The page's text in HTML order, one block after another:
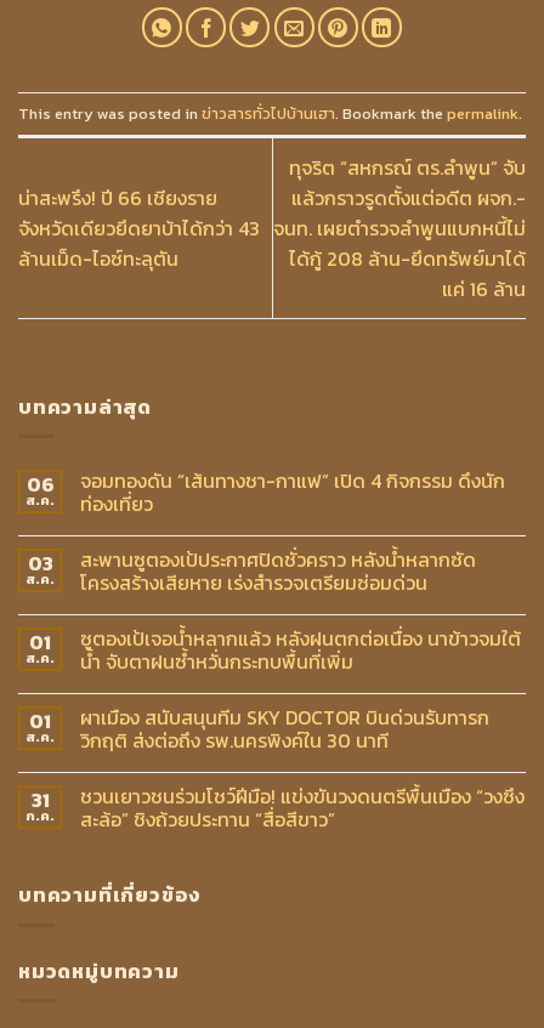
This entry was posted in ข่าวสารทั่วไปบ้านเฮา. Bookmark the permalink.
น่าสะพรึง! ปี 66 เชียงราย
จังหวัดเดียวยึดยาบ้าได้กว่า 43
ล้านเม็ด-ไอซ์ทะลุตัน
ทุจริต “สหกรณ์ ตร.ลำพูน” จับ
แล้วกราวรูดตั้งแต่อดีต ผจก.-
จนท. เผยตำรวจลำพูนแบกหนี้ไม่
ได้กู้ 208 ล้าน-ยึดทรัพย์มาได้
แค่ 16 ล้าน
บทความล่าสุด
06
ส.ค.
จอมทองดัน “เส้นทางชา-กาแฟ” เปิด 4 กิจกรรม ดึงนัก
ท่องเที่ยว
03
ส.ค.
สะพานซูตองเป้ประกาศปิดชั่วคราว หลังน้ำหลากซัด
โครงสร้างเสียหาย เร่งสำรวจเตรียมซ่อมด่วน
01
ส.ค.
ซูตองเป้เจอน้ำหลากแล้ว หลังฝนตกต่อเนื่อง นาข้าวจมใต้
น้ำ จับตาฝนซ้ำหวั่นกระทบพื้นที่เพิ่ม
01
ส.ค.
ผาเมือง สนับสนุนทีม SKY DOCTOR บินด่วนรับทารก
วิกฤติ ส่งต่อถึง รพ.นครพิงค์ใน 30 นาที
31
ก.ค.
ชวนเยาวชนร่วมโชว์ฝีมือ! แข่งขันวงดนตรีพื้นเมือง “วงซึง
สะล้อ” ชิงถ้วยประทาน “สื่อสีขาว”
บทความที่เกี่ยวข้อง
หมวดหมู่บทความ